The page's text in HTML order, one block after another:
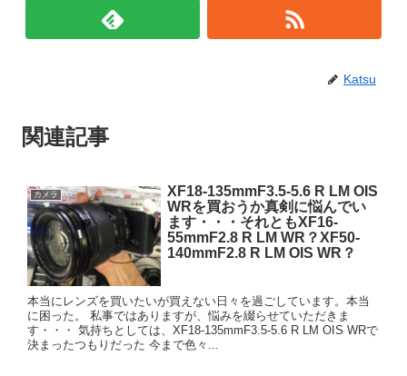
Katsu
関連記事
カメラ
XF18-135mmF3.5-5.6 R LM OIS
WRを買おうか真剣に悩んでい
ます・・・それともXF16-
55mmF2.8 R LM WR？XF50-
140mmF2.8 R LM OIS WR？
本当にレンズを買いたいが買えない日々を過ごしています。本当
に困った。 私事ではありますが、悩みを綴らせていただきま
す・・・ 気持ちとしては、XF18-135mmF3.5-5.6 R LM OIS WRで
決まったつもりだった 今まで色々...